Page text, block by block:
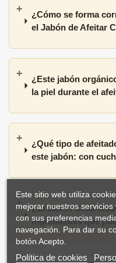
¿Cómo se forma
el Jabón de Afeitar
¿Este jabón
la piel durante el
¿Qué tipo de
este jabón: con
¿El Jabón Cella
ingredientes que
Este sitio web utiliza
mejorar nuestros
con sus preferencias
navegación. Para dar su
botón Acepto.
Política de cookies